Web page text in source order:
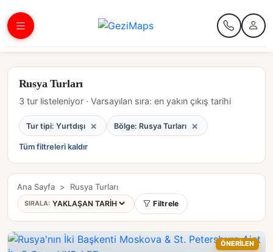
Rusya Turları
3 tur listeleniyor · Varsayılan sıra: en yakın çıkış tarihi
Tur tipi: Yurtdışı × Bölge: Rusya Turları ×
Tüm filtreleri kaldır
Ana Sayfa > Rusya Turları
SIRALA: Filtrele
ÖNERİLEN